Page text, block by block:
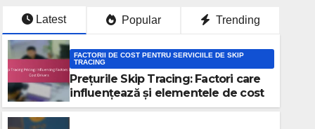
Latest Popular Trending
FACTORII DE COST PENTRU SERVICIILE DE SKIP
TRACING
Prețurile Skip Tracing: Factori care
influențează și elementele de cost